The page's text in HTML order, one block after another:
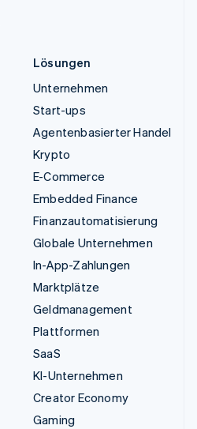
Lösungen
Unternehmen
Start-ups
Agentenbasierter Handel
Krypto
E-Commerce
Embedded Finance
Finanzautomatisierung
Globale Unternehmen
In-App-Zahlungen
Marktplätze
Geldmanagement
Plattformen
SaaS
KI-Unternehmen
Creator Economy
Gaming